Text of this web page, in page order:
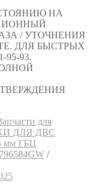
НА
/ УТОЧНЕНИЯ
ДЛЯ БЫСТРЫХ
95-93.
для
ДЛЯ ДВС
мм ГБЦ
/